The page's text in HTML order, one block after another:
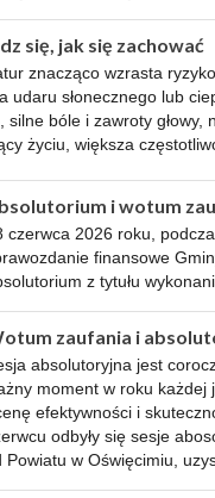
się, jak się zachować
znacząco wzrasta
udaru słonecznego lub
bóle i zawroty
życiu, większa
i wotum
czerwca 2026 roku,
finansowe
z tytułu
zaufania i
absolutoryjna jest
moment w roku każdej
efektywności i
odbyły się sesje
Powiatu w Oświęcimiu,